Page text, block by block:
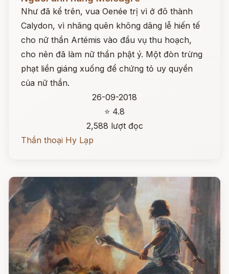
Như đã kể trên, vua Oenée trị vì ở đô thành
Calydon, vì nhãng quên không dâng lễ hiến tế
cho nữ thần Artémis vào đầu vụ thu hoạch,
cho nên đã làm nữ thần phật ý. Một đòn trừng
phạt liền giáng xuống để chứng tỏ uy quyền
của nữ thần.
26-09-2018
⭐ 4.8
2,588 lượt đọc
Thần thoại Hy Lạp